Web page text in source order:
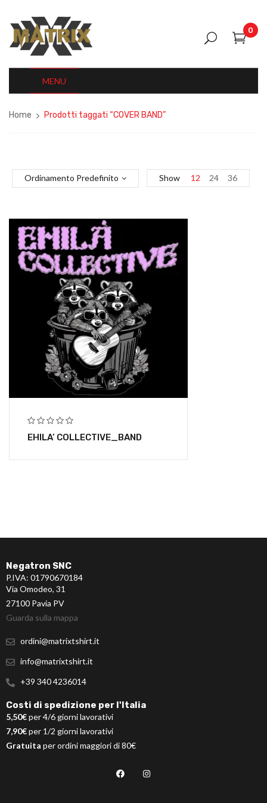
0
MENU
Home Prodotti taggati “COVER BAND”
Ordinamento Predefinito Show 12 24 36
EHILA’ COLLECTIVE_BAND
Negatron SNC
P.IVA: 01790670184
Via Omodeo, 31
27100 Pavia PV
Guarda sulla mappa
ordini@matrixtshirt.it
info@matrixtshirt.it
+39 340 4236014
Costi di spedizione per l'Italia
5,50€per 4/6 giorni lavorativi
7,90€per 1/2 giorni lavorativi
Gratuita per ordini maggiori di 80€